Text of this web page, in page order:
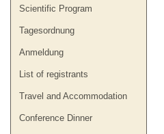
Scientific Program
Tagesordnung
Anmeldung
List of registrants
Travel and Accommodation
Conference Dinner